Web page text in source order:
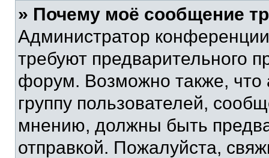
» Почему моё сообщение
Администратор
требуют предварительного
форум. Возможно также, что
группу пользователей,
мнению, должны быть
отправкой. Пожалуйста,